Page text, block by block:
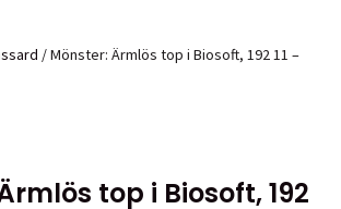
/ Mönster: Ärmlös top i Biosoft, 192 11 –
top i Biosoft, 192